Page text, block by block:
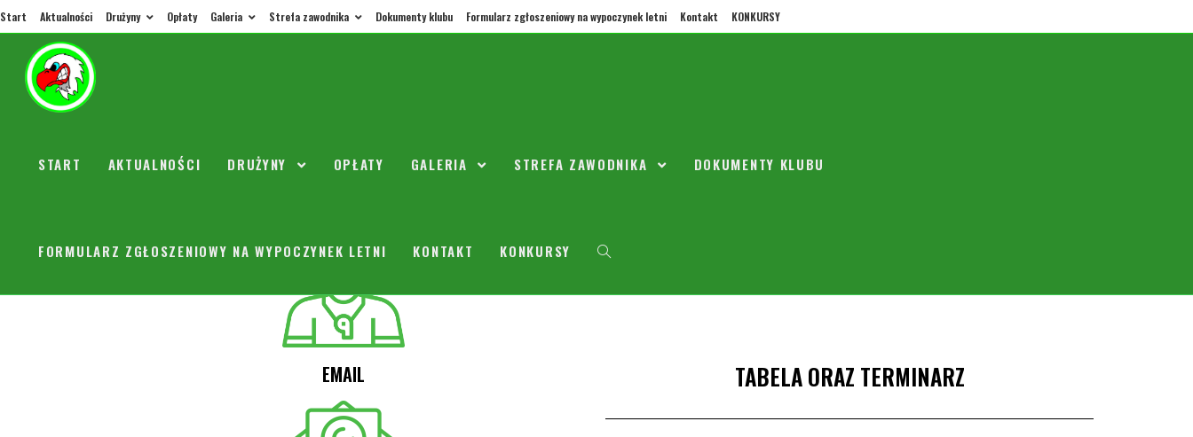
Start Aktualności Drużyny Opłaty Galeria Strefa zawodnika Dokumenty klubu Formularz zgłoszeniowy na wypoczynek letni Kontakt KONKURSY
START AKTUALNOŚCI DRUŻYNY OPŁATY GALERIA STREFA ZAWODNIKA DOKUMENTY KLUBU
FORMULARZ ZGŁOSZENIOWY NA WYPOCZYNEK LETNI KONTAKT KONKURSY
EMAIL TABELA ORAZ TERMINARZ